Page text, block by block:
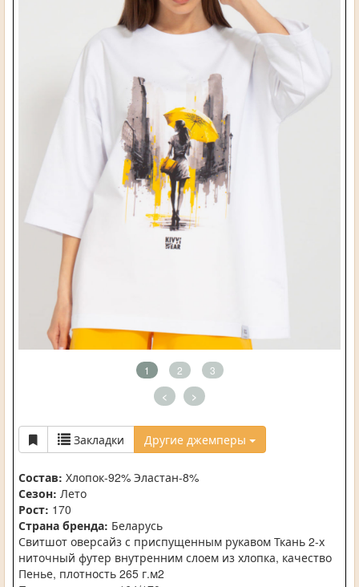
1 2 3
< >
Закладки Другие джемперы
Состав: Хлопок-92% Эластан-8%
Сезон: Лето
Рост: 170
Страна бренда: Беларусь
Свитшот оверсайз с приспущенным рукавом Ткань 2-х
ниточный футер внутренним слоем из хлопка, качество
Пенье, плотность 265 г.м2